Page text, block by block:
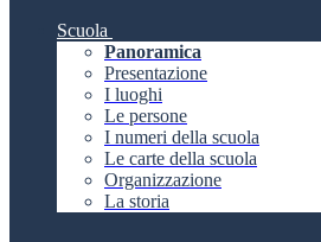
Scuola
Panoramica
Presentazione
I luoghi
Le persone
I numeri della scuola
Le carte della scuola
Organizzazione
La storia